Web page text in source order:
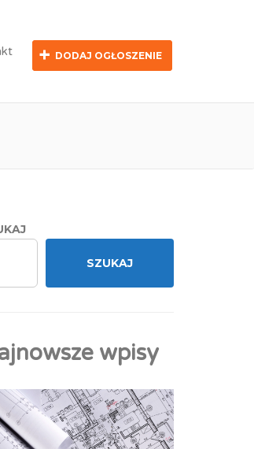
DODAJ OGŁOSZENIE
stanowisko
SZUKAJ
wpisy